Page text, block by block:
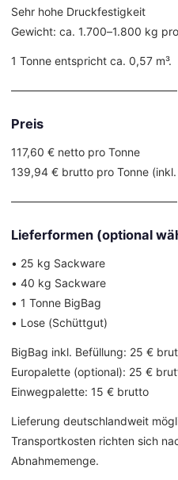
Sehr hohe Druckfestigkeit
Gewicht: ca. 1.700–1.800 kg
1 Tonne entspricht ca. 0,57 m³.
––––––––––––––––––––––––––––––
Preis
117,60 € netto pro Tonne
139,94 € brutto pro Tonne (inkl.
––––––––––––––––––––––––––––––
Lieferformen (optional
• 25 kg Sackware
• 40 kg Sackware
• 1 Tonne BigBag
• Lose (Schüttgut)
BigBag inkl. Befüllung: 25 €
Europalette (optional): 25 €
Einwegpalette: 15 € brutto
Lieferung deutschlandweit
Transportkosten richten sich
Abnahmemenge.